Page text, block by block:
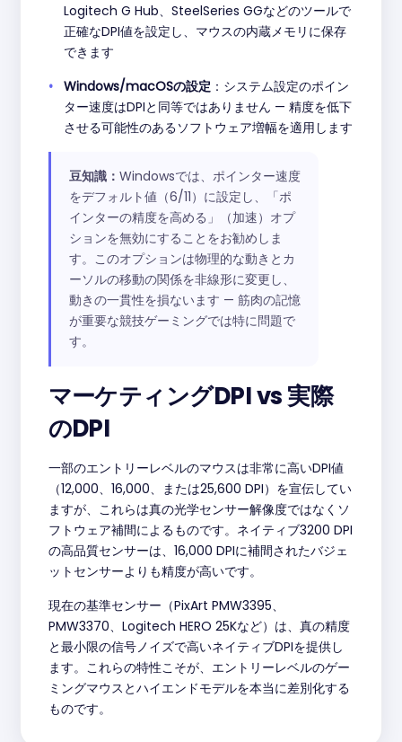
Logitech G Hub、SteelSeries GGなどのツールで
正確なDPI値を設定し、マウスの内蔵メモリに保存
できます
Windows/macOSの設定 ：システム設定のポイン
ター速度はDPIと同等ではありません — 精度を低下
させる可能性のあるソフトウェア増幅を適用します
豆知識： Windowsでは、ポインター速度
をデフォルト値（6/11）に設定し、「ポ
インターの精度を高める」（加速）オプ
ションを無効にすることをお勧めしま
す。このオプションは物理的な動きとカ
ーソルの移動の関係を非線形に変更し、
動きの一貫性を損ないます — 筋肉の記憶
が重要な競技ゲーミングでは特に問題で
す。
マーケティングDPI vs 実際
のDPI
一部のエントリーレベルのマウスは非常に高いDPI値
（12,000、16,000、または25,600 DPI）を宣伝してい
ますが、これらは真の光学センサー解像度ではなくソ
フトウェア補間によるものです。ネイティブ3200 DPI
の高品質センサーは、16,000 DPIに補間されたバジェ
ットセンサーよりも精度が高いです。
現在の基準センサー（PixArt PMW3395、
PMW3370、Logitech HERO 25Kなど）は、真の精度
と最小限の信号ノイズで高いネイティブDPIを提供し
ます。これらの特性こそが、エントリーレベルのゲー
ミングマウスとハイエンドモデルを本当に差別化する
ものです。